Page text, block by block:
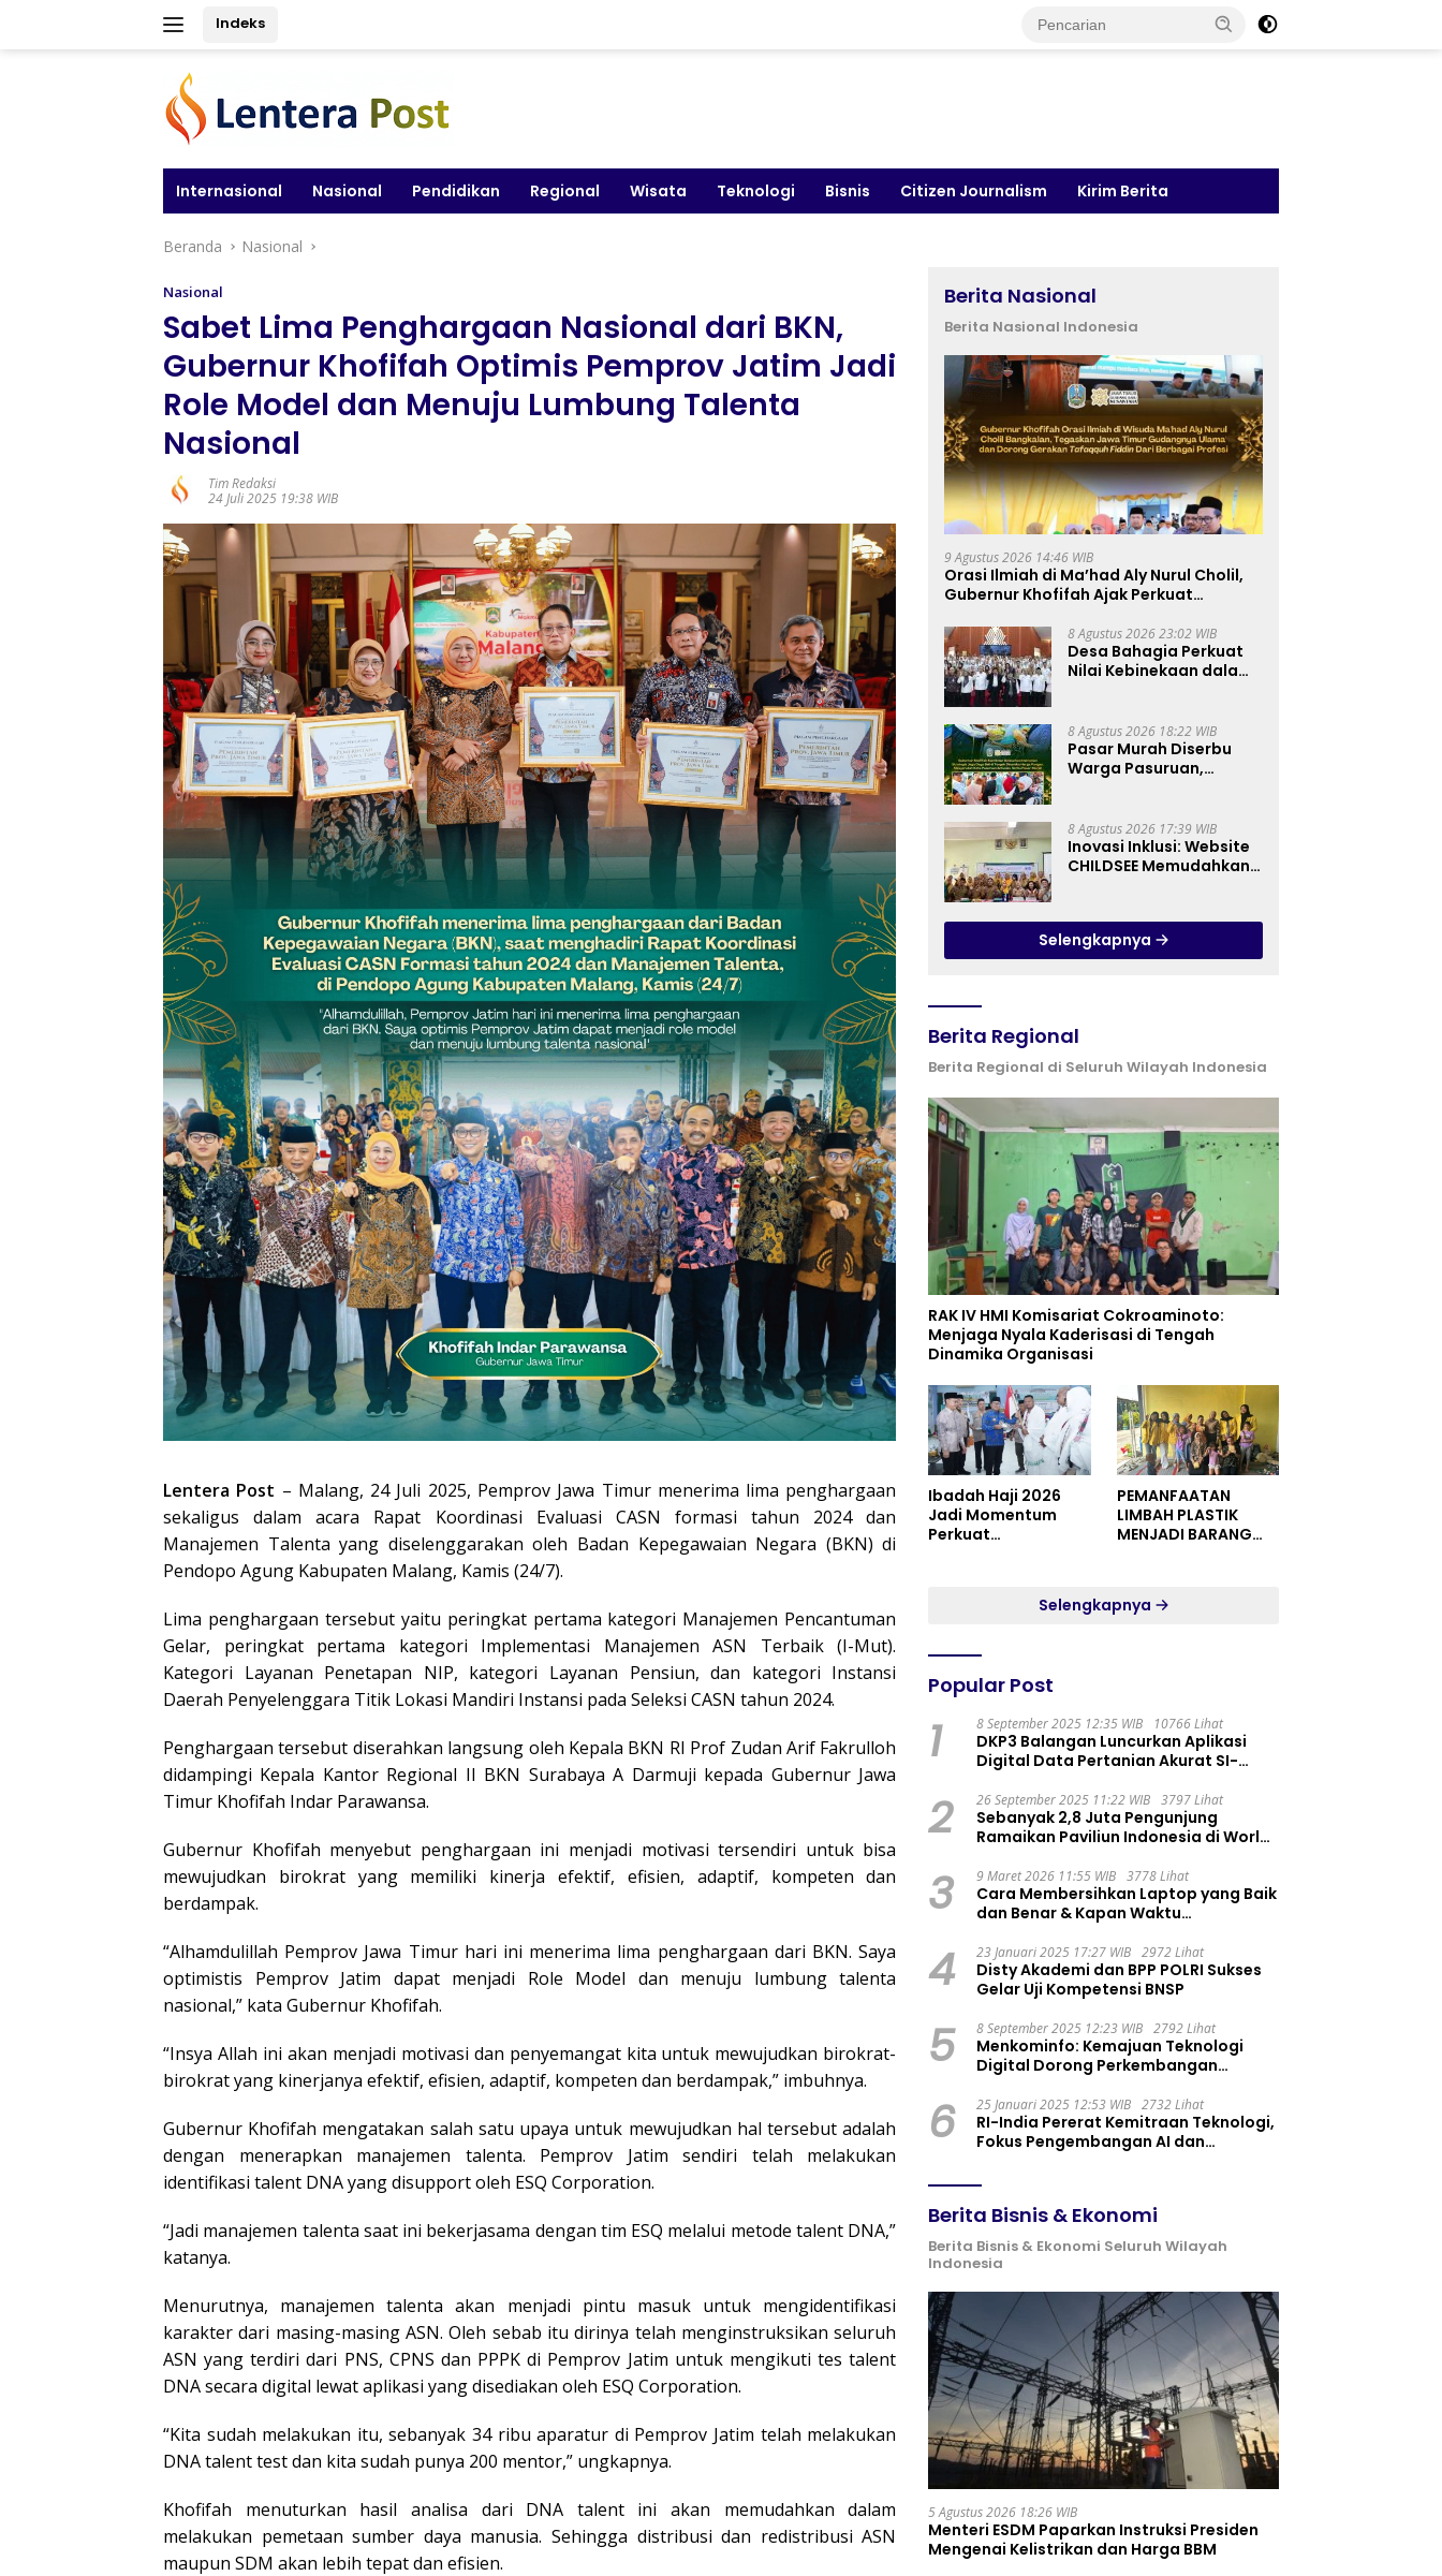
Indeks
Internasional Nasional Pendidikan Regional Wisata Teknologi Bisnis Citizen Journalism Kirim Berita
Beranda Nasional
Nasional
Sabet Lima Penghargaan Nasional dari BKN,
Gubernur Khofifah Optimis Pemprov Jatim Jadi
Role Model dan Menuju Lumbung Talenta
Nasional
Tim Redaksi
24 Juli 2025 19:38 WIB
Lentera Post – Malang, 24 Juli 2025, Pemprov Jawa Timur menerima lima penghargaan
sekaligus dalam acara Rapat Koordinasi Evaluasi CASN formasi tahun 2024 dan
Manajemen Talenta yang diselenggarakan oleh Badan Kepegawaian Negara (BKN) di
Pendopo Agung Kabupaten Malang, Kamis (24/7).
Lima penghargaan tersebut yaitu peringkat pertama kategori Manajemen Pencantuman
Gelar, peringkat pertama kategori Implementasi Manajemen ASN Terbaik (I-Mut).
Kategori Layanan Penetapan NIP, kategori Layanan Pensiun, dan kategori Instansi
Daerah Penyelenggara Titik Lokasi Mandiri Instansi pada Seleksi CASN tahun 2024.
Penghargaan tersebut diserahkan langsung oleh Kepala BKN RI Prof Zudan Arif Fakrulloh
didampingi Kepala Kantor Regional II BKN Surabaya A Darmuji kepada Gubernur Jawa
Timur Khofifah Indar Parawansa.
Gubernur Khofifah menyebut penghargaan ini menjadi motivasi tersendiri untuk bisa
mewujudkan birokrat yang memiliki kinerja efektif, efisien, adaptif, kompeten dan
berdampak.
“Alhamdulillah Pemprov Jawa Timur hari ini menerima lima penghargaan dari BKN. Saya
optimistis Pemprov Jatim dapat menjadi Role Model dan menuju lumbung talenta
nasional,” kata Gubernur Khofifah.
“Insya Allah ini akan menjadi motivasi dan penyemangat kita untuk mewujudkan birokrat-
birokrat yang kinerjanya efektif, efisien, adaptif, kompeten dan berdampak,” imbuhnya.
Gubernur Khofifah mengatakan salah satu upaya untuk mewujudkan hal tersebut adalah
dengan menerapkan manajemen talenta. Pemprov Jatim sendiri telah melakukan
identifikasi talent DNA yang disupport oleh ESQ Corporation.
“Jadi manajemen talenta saat ini bekerjasama dengan tim ESQ melalui metode talent DNA,”
katanya.
Menurutnya, manajemen talenta akan menjadi pintu masuk untuk mengidentifikasi
karakter dari masing-masing ASN. Oleh sebab itu dirinya telah menginstruksikan seluruh
ASN yang terdiri dari PNS, CPNS dan PPPK di Pemprov Jatim untuk mengikuti tes talent
DNA secara digital lewat aplikasi yang disediakan oleh ESQ Corporation.
“Kita sudah melakukan itu, sebanyak 34 ribu aparatur di Pemprov Jatim telah melakukan
DNA talent test dan kita sudah punya 200 mentor,” ungkapnya.
Khofifah menuturkan hasil analisa dari DNA talent ini akan memudahkan dalam
melakukan pemetaan sumber daya manusia. Sehingga distribusi dan redistribusi ASN
maupun SDM akan lebih tepat dan efisien.
Berita Nasional
Berita Nasional Indonesia
9 Agustus 2026 14:46 WIB
Orasi Ilmiah di Ma’had Aly Nurul Cholil,
Gubernur Khofifah Ajak Perkuat
8 Agustus 2026 23:02 WIB
Desa Bahagia Perkuat
Nilai Kebinekaan dalam
8 Agustus 2026 18:22 WIB
Pasar Murah Diserbu
Warga Pasuruan,
Pengendalian Harga
dan Jaga Daya Beli
8 Agustus 2026 17:39 WIB
Inovasi Inklusi: Website
CHILDSEE Memudahkan
Identifikasi Anak
Berkebutuhan Khusus
Selengkapnya
Berita Regional
Berita Regional di Seluruh Wilayah Indonesia
RAK IV HMI Komisariat Cokroaminoto:
Menjaga Nyala Kaderisasi di Tengah
Dinamika Organisasi
Ibadah Haji 2026
Jadi Momentum
Perkuat
PEMANFAATAN
LIMBAH PLASTIK
MENJADI BARANG
RESIDENCE
Selengkapnya
Popular Post
1 8 September 2025 12:35 WIB 10766 Lihat
DKP3 Balangan Luncurkan Aplikasi
Digital Data Pertanian Akurat SI-
2 26 September 2025 11:22 WIB 3797 Lihat
Sebanyak 2,8 Juta Pengunjung
Ramaikan Paviliun Indonesia di World
3 9 Maret 2026 11:55 WIB 3778 Lihat
Cara Membersihkan Laptop yang Baik
dan Benar & Kapan Waktu
4 23 Januari 2025 17:27 WIB 2972 Lihat
Disty Akademi dan BPP POLRI Sukses
Gelar Uji Kompetensi BNSP
5 8 September 2025 12:23 WIB 2792 Lihat
Menkominfo: Kemajuan Teknologi
Digital Dorong Perkembangan
6 25 Januari 2025 12:53 WIB 2732 Lihat
RI-India Pererat Kemitraan Teknologi,
Fokus Pengembangan AI dan
Berita Bisnis & Ekonomi
Berita Bisnis & Ekonomi Seluruh Wilayah
Indonesia
5 Agustus 2026 18:26 WIB
Menteri ESDM Paparkan Instruksi Presiden
Mengenai Kelistrikan dan Harga BBM